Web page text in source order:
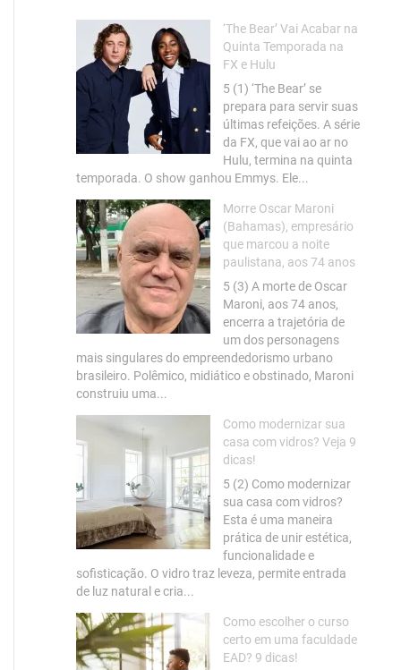
‘The Bear’ Vai Acabar na
Quinta Temporada na
FX e Hulu
5 (1) ‘The Bear’ se
prepara para servir suas
últimas refeições. A série
da FX, que vai ao ar no
Hulu, termina na quinta
temporada. O show ganhou Emmys. Ele...
Morre Oscar Maroni
(Bahamas), empresário
que marcou a noite
paulistana, aos 74 anos
5 (3) A morte de Oscar
Maroni, aos 74 anos,
encerra a trajetória de
um dos personagens
mais singulares do empreendedorismo urbano
brasileiro. Polêmico, midiático e obstinado, Maroni
construiu uma...
Como modernizar sua
casa com vidros? Veja 9
dicas!
5 (2) Como modernizar
sua casa com vidros?
Esta é uma maneira
prática de unir estética,
funcionalidade e
sofisticação. O vidro traz leveza, permite entrada
de luz natural e cria...
Como escolher o curso
certo em uma faculdade
EAD? 9 dicas!